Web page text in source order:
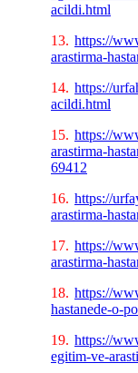
acildi.html
13. https://
arastirma-
14. https://
acildi.html
15. https://
arastirma-
69412
16. https://
arastirma-
17. https://
arastirma-
18. https://
hastanede-o-
19. https://
egitim-ve-